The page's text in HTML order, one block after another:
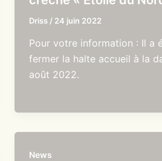
Driss / 24 juin 2022
Pour votre information : Il a
fermer la halte accueil à la
août 2022.
News